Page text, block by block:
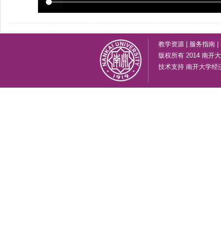
教学资源 服务指南
版权所有 2014 南开
技术支持 南开大学经